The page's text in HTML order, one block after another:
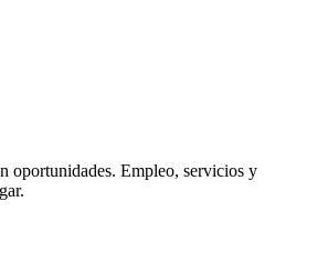
oportunidades. Empleo, servicios y